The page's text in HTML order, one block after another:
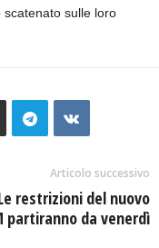
scatenato sulle loro
Articolo successivo
restrizioni del nuovo
partiranno da venerdì